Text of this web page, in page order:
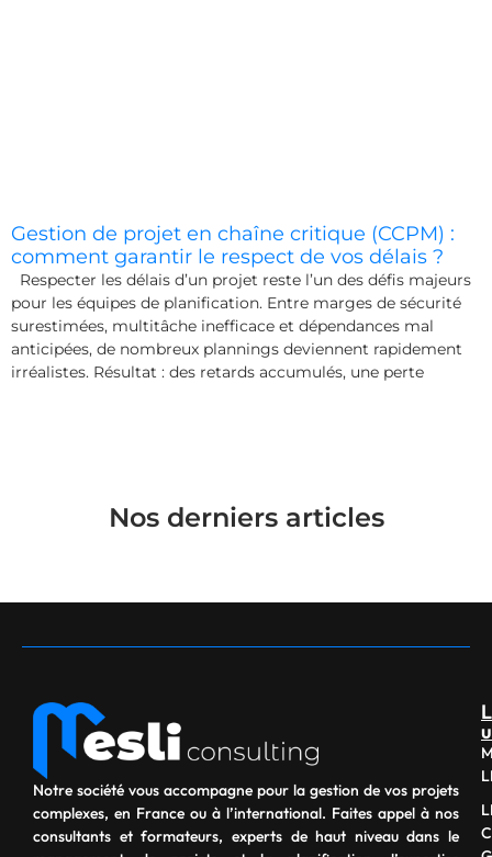
Nos derniers articles
Gestion de projet en chaîne critique (CCPM) :
comment garantir le respect de vos délais ?
Respecter les délais d’un projet reste l’un des défis majeurs
pour les équipes de planification. Entre marges de sécurité
surestimées, multitâche inefficace et dépendances mal
anticipées, de nombreux plannings deviennent rapidement
irréalistes. Résultat : des retards accumulés, une perte
Notre société vous accompagne pour la gestion de vos projets
complexes, en France ou à l’international. Faites appel à nos
consultants et formateurs, experts de haut niveau dans le